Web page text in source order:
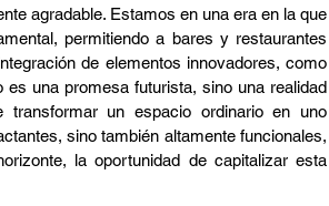
agradable. Estamos en una era en la que
permitiendo a bares y restaurantes
de elementos innovadores, como
una promesa futurista, sino una realidad
un espacio ordinario en uno
sino también altamente funcionales,
la oportunidad de capitalizar esta